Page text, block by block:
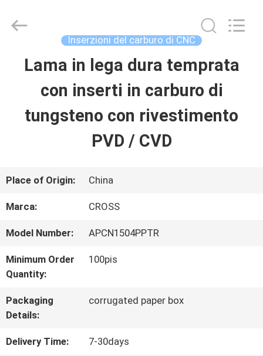
CASA
PRODOTTI
SIAMO
DI
QUALITÀ
carburo
Copyright
Inserzioni del carburo di CNC
Lama in lega dura temprata
con inserti in carburo di
tungsteno con rivestimento
PVD / CVD
Place of Origin: China
Marca: CROSS
Model Number: APCN1504PPTR
Minimum Order
Quantity:
100pis
Packaging
Details:
corrugated paper box
Delivery Time: 7-30days